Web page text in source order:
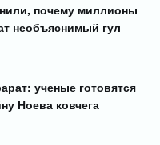
почему миллионы
необъяснимый гул
ученые готовятся
Ноева ковчега